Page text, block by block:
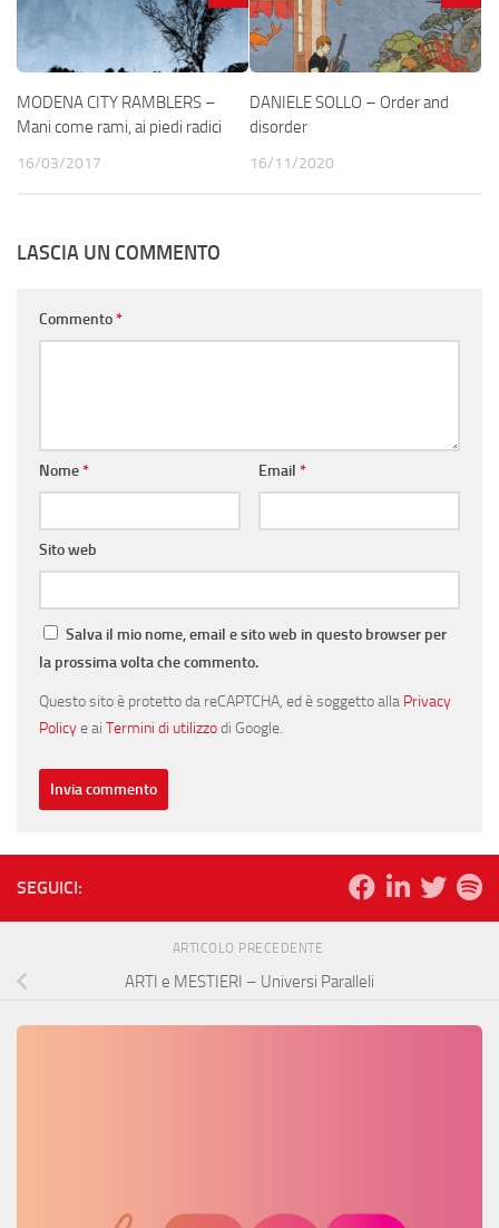
MODENA CITY RAMBLERS –
Mani come rami, ai piedi radici
16/03/2017
DANIELE SOLLO – Order and
disorder
16/11/2020
LASCIA UN COMMENTO
Commento*
Nome* Email *
Sito web
Salva il mio nome, email e sito web in questo browser per
la prossima volta che commento.
Questo sito è protetto da reCAPTCHA, ed è soggetto alla Privacy
Policye ai Termini di utilizzodi Google.
SEGUICI:
ARTICOLO PRECEDENTE
ARTI e MESTIERI – Universi Paralleli